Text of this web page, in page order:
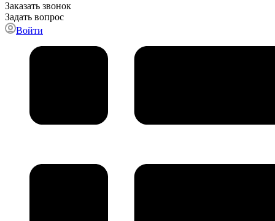
Заказать звонок
Задать вопрос
Войти